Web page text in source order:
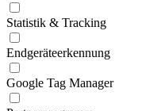
Statistik & Tracking
Endgeräteerkennung
Google Tag Manager